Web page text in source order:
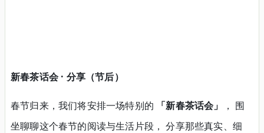
新春茶话会 · 分享（节后）
春节归来，我们将安排一场特别的 「新春茶话会」
， 围
坐聊聊这个春节的阅读与生活片段， 分享那些真实、细